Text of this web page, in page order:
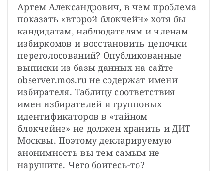
Артем Александрович, в чем проблема
показать «второй блокчейн» хотя бы
кандидатам, наблюдателям и членам
избиркомов и восстановить цепочки
переголосований? Опубликованные
выписки из базы данных на сайте
observer.mos.ru не содержат имени
избирателя. Таблицу соответствия
имен избирателей и групповых
идентификаторов в «тайном
блокчейне» не должен хранить и ДИТ
Москвы. Поэтому декларируемую
анонимность вы тем самым не
нарушите. Чего боитесь-то?